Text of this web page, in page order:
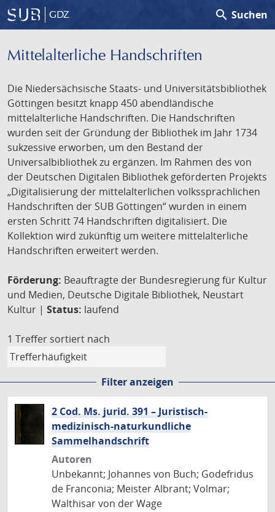
GDZ search Suchen
Mittelalterliche Handschriften
Die Niedersächsische Staats- und Universitätsbibliothek
Göttingen besitzt knapp 450 abendländische
mittelalterliche Handschriften. Die Handschriften
wurden seit der Gründung der Bibliothek im Jahr 1734
sukzessive erworben, um den Bestand der
Universalbibliothek zu ergänzen. Im Rahmen des von
der Deutschen Digitalen Bibliothek geförderten Projekts
„Digitalisierung der mittelalterlichen volkssprachlichen
Handschriften der SUB Göttingen“ wurden in einem
ersten Schritt 74 Handschriften digitalisiert. Die
Kollektion wird zukünftig um weitere mittelalterliche
Handschriften erweitert werden.
Förderung: Beauftragte der Bundesregierung für Kultur
und Medien, Deutsche Digitale Bibliothek, Neustart
Kultur | Status: laufend
1 Treffer sortiert nach
Filter anzeigen
2 Cod. Ms. jurid. 391 – Juristisch-
medizinisch-naturkundliche
Sammelhandschrift
Autoren
Unbekannt; Johannes von Buch; Godefridus
de Franconia; Meister Albrant; Volmar;
Walthisar von der Wage